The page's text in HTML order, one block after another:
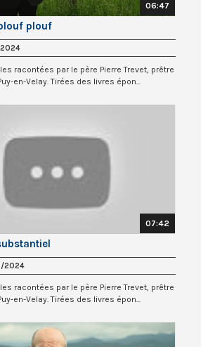
06:47
plouf
racontées par le père Pierre Trevet, prêtre
en-Velay. Tirées des livres épon...
07:42
2024
racontées par le père Pierre Trevet, prêtre
en-Velay. Tirées des livres épon...